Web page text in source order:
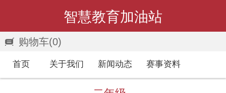
智慧教育加油站
购物车(0)
首页 关于我们 新闻动态 赛事资料